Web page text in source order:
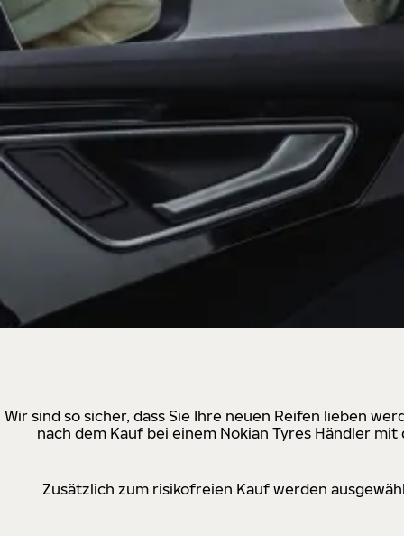
Wir sind so sicher, dass Sie Ihre neuen Reifen lieben
nach dem Kauf bei einem Nokian Tyres Händler
Zusätzlich zum risikofreien Kauf werden